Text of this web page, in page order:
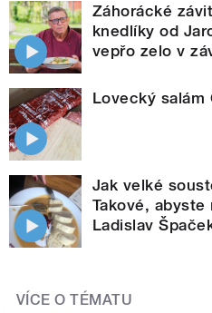
Záhorácké
knedlíky od
vepřo zelo v
Lovecký salám
Jak velké
Takové,
Ladislav
VÍCE O TÉMATU